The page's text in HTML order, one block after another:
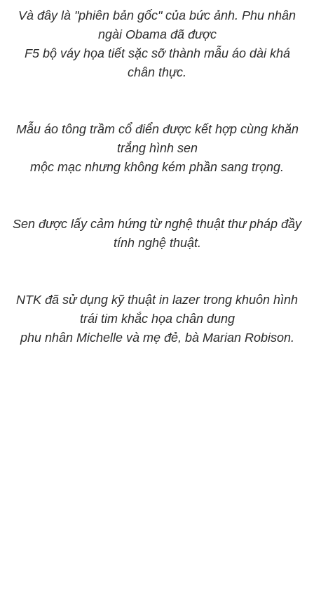
Và đây là "phiên bản gốc" của bức ảnh. Phu nhân
ngài Obama đã được
F5 bộ váy họa tiết sặc sỡ thành mẫu áo dài khá
chân thực.
Mẫu áo tông trầm cổ điển được kết hợp cùng khăn
trắng hình sen
mộc mạc nhưng không kém phần sang trọng.
Sen được lấy cảm hứng từ nghệ thuật thư pháp đầy
tính nghệ thuật.
NTK đã sử dụng kỹ thuật in lazer trong khuôn hình
trái tim khắc họa chân dung
phu nhân Michelle và mẹ đẻ, bà Marian Robison.